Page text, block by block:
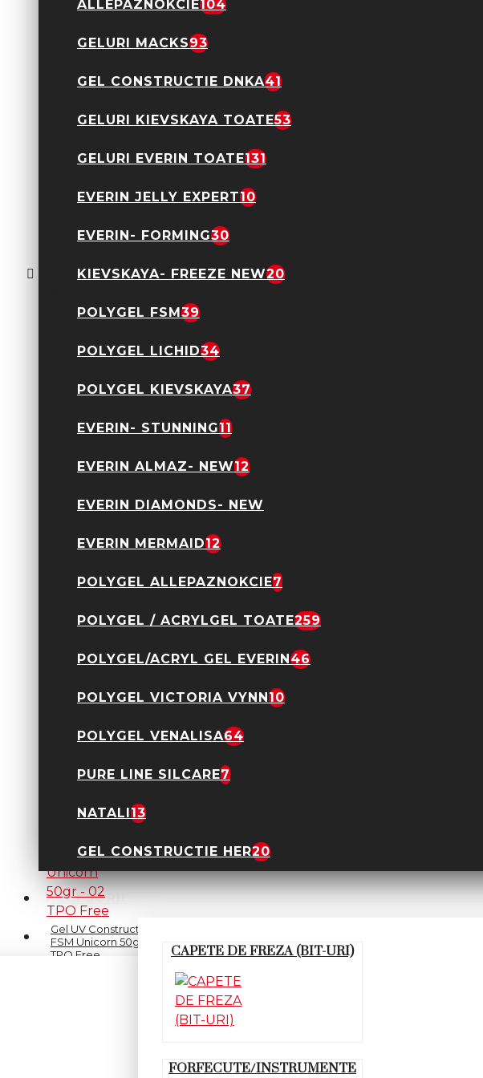
ALLEPAZNOKCIE104
GELURI MACKS93
GEL CONSTRUCTIE DNKA41
GELURI KIEVSKAYA TOATE53
GELURI EVERIN TOATE131
EVERIN JELLY EXPERT10
EVERIN- FORMING30
KIEVSKAYA- FREEZE NEW20
POLYGEL FSM39
POLYGEL LICHID34
POLYGEL KIEVSKAYA37
EVERIN- STUNNING11
EVERIN ALMAZ- NEW12
EVERIN DIAMONDS- NEW
EVERIN MERMAID12
POLYGEL ALLEPAZNOKCIE7
POLYGEL / ACRYLGEL TOATE259
POLYGEL/ACRYL GEL EVERIN46
POLYGEL VICTORIA VYNN10
POLYGEL VENALISA64
PURE LINE SILCARE7
NATALI13
GEL CONSTRUCTIE HER20
ACCESORII
CAPETE DE FREZA (BIT-URI)
FORFECUTE/INSTRUMENTE
GEL COLOR
Oja Semipermanenta
03 TPO Free
22,43 Lei 29,90 Lei
05 TPO Free
laptos TPO Free
GEL UV CONSTRUCTIE
29,90 Lei 45,00 Lei
TPO Free
Gel UV Constructie
FSM Unicorn 50gr - 02
TPO Free